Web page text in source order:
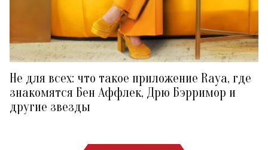
Не для всех: что такое приложение Raya, где
знакомятся Бен Аффлек, Дрю Бэрримор и
другие звезды